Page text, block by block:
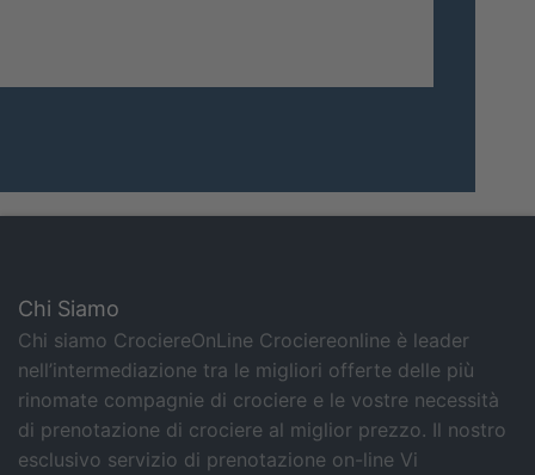
Chi Siamo
Chi siamo CrociereOnLine Crociereonline è leader
nell’intermediazione tra le migliori offerte delle più
rinomate compagnie di crociere e le vostre necessità
di prenotazione di crociere al miglior prezzo. Il nostro
esclusivo servizio di prenotazione on-line Vi